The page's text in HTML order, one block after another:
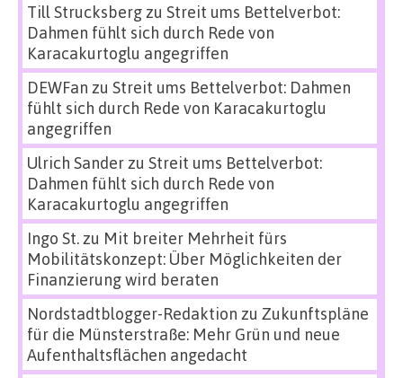
Till Strucksbergzu Streit ums Bettelverbot:
Dahmen fühlt sich durch Rede von
Karacakurtoglu angegriffen
DEWFan zu Streit ums Bettelverbot: Dahmen
fühlt sich durch Rede von Karacakurtoglu
angegriffen
Ulrich Sanderzu Streit ums Bettelverbot:
Dahmen fühlt sich durch Rede von
Karacakurtoglu angegriffen
Ingo St.zu Mit breiter Mehrheit fürs
Mobilitätskonzept: Über Möglichkeiten der
Finanzierung wird beraten
Nordstadtblogger-Redaktion zu Zukunftspläne
für die Münsterstraße: Mehr Grün und neue
Aufenthaltsflächen angedacht